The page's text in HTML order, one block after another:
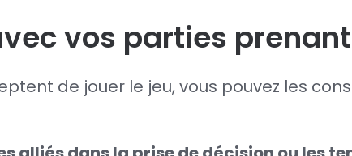
vos parties
de jouer le jeu, vous pouvez les